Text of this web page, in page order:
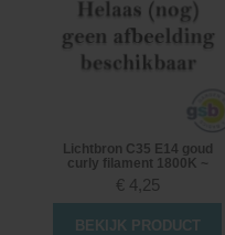
Lichtbron C35 E14 goud
curly filament 1800K ~
€ 4,25
BEKIJK PRODUCT